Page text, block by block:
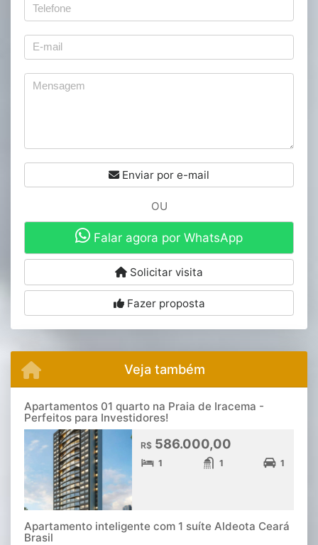
Enviar por e-mail
OU
Falar agora por WhatsApp
Solicitar visita
Fazer proposta
Veja também
Apartamentos 01 quarto na Praia de Iracema -
Perfeitos para Investidores!
R$ 586.000,00
1 1 1
Apartamento inteligente com 1 suíte Aldeota Ceará
Brasil